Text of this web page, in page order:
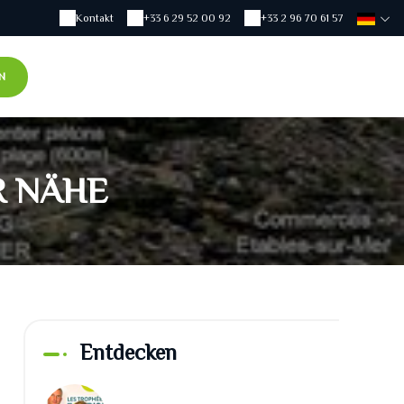
+33 2 96 70 61 57
+33 6 29 52 00 92
Kontakt
NÄHE
Entdecken